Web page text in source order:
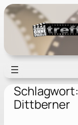
Zum
Inhalt
springen
Schlagwort:
Dittberner